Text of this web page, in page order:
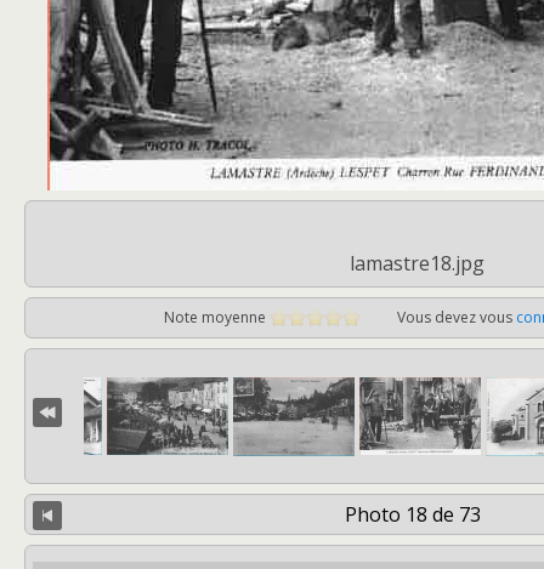
lamastre18.jpg
Note moyenne Vous devez vous
Photo 18 de 73